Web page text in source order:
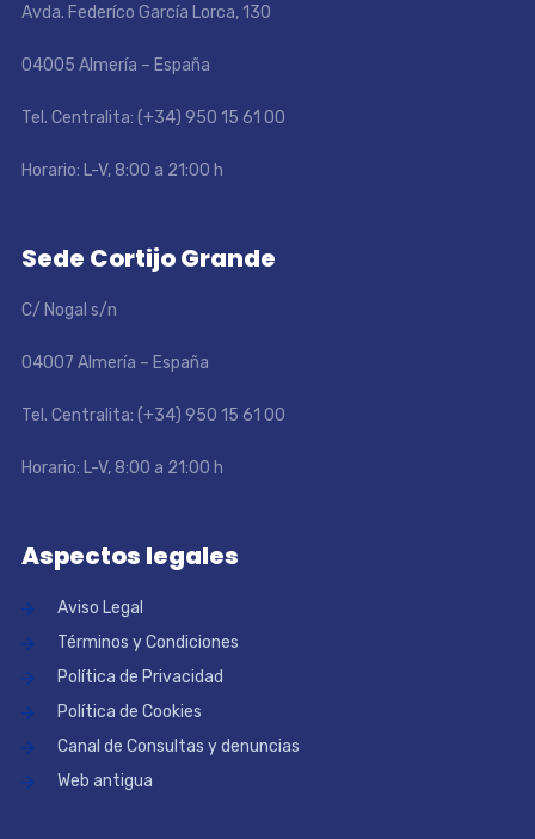
Avda. Federíco García Lorca, 130
04005 Almería – España
Tel. Centralita: (+34) 950 15 61 00
Horario: L-V, 8:00 a 21:00 h
Sede Cortijo Grande
C/ Nogal s/n
04007 Almería – España
Tel. Centralita: (+34) 950 15 61 00
Horario: L-V, 8:00 a 21:00 h
Aspectos legales
Aviso Legal
Términos y Condiciones
Política de Privacidad
Política de Cookies
Canal de Consultas y denuncias
Web antigua